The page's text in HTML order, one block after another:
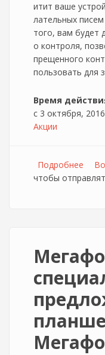
итит ваше
лательных
того, вам будет
о контроля,
прещенного
пользовать для
Время
с 3 октября, 2016
Акции
Подробнее о
чтобы